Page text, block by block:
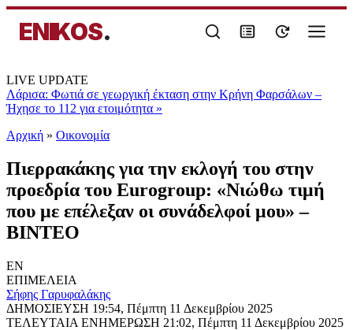
ENIKOS.
LIVE UPDATE
Λάρισα: Φωτιά σε γεωργική έκταση στην Κρήνη Φαρσάλων –
Ήχησε το 112 για ετοιμότητα »
Αρχική » Oικονομία
Πιερρακάκης για την εκλογή του στην
προεδρία του Eurogroup: «Νιώθω τιμή
που με επέλεξαν οι συνάδελφοί μου» –
ΒΙΝΤΕΟ
EN
ΕΠΙΜΕΛΕΙΑ
Σήφης Γαρυφαλάκης
ΔΗΜΟΣΙΕΥΣΗ 19:54, Πέμπτη 11 Δεκεμβρίου 2025
ΤΕΛΕΥΤΑΙΑ ΕΝΗΜΕΡΩΣΗ 21:02, Πέμπτη 11 Δεκεμβρίου 2025